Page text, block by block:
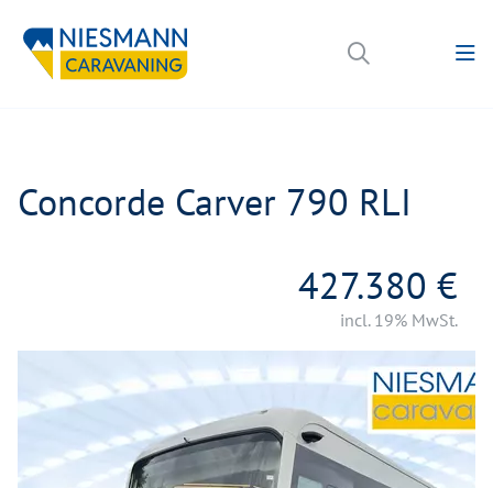
Concorde Carver 790 RLI
427.380 €
incl. 19% MwSt.